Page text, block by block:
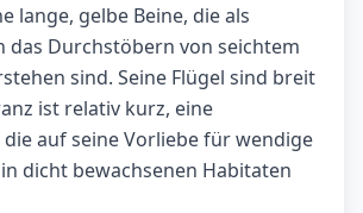
lange, gelbe Beine, die als
das Durchstöbern von seichtem
sind. Seine Flügel sind breit
ist relativ kurz, eine
auf seine Vorliebe für wendige
dicht bewachsenen Habitaten